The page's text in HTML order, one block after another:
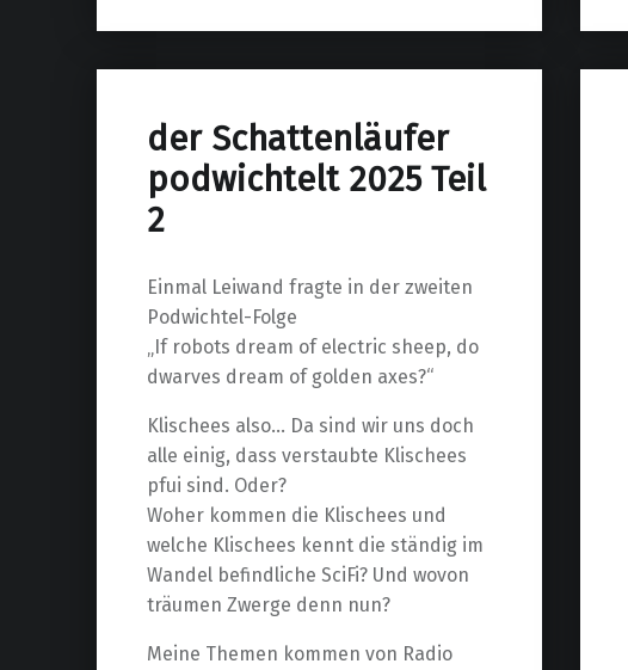
der Schattenläufer
podwichtelt 2025 Teil
2
Einmal Leiwand fragte in der zweiten
Podwichtel-Folge
„If robots dream of electric sheep, do
dwarves dream of golden axes?“
Klischees also… Da sind wir uns doch
alle einig, dass verstaubte Klischees
pfui sind. Oder?
Woher kommen die Klischees und
welche Klischees kennt die ständig im
Wandel befindliche SciFi? Und wovon
träumen Zwerge denn nun?
Meine Themen kommen von Radio